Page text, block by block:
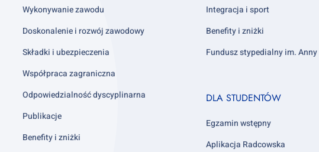
2
Wykonywanie zawodu
Doskonalenie i rozwój zawodowy
Składki i ubezpieczenia
Współpraca zagraniczna
Odpowiedzialność dyscyplinarna
Publikacje
Benefity i zniżki
Integracja i sport
Benefity i zniżki
Fundusz stypedialny im.
Footer
4
DLA STUDENTÓW
Egzamin wstępny
Aplikacja Radcowska